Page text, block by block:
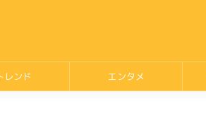
レンド エンタメ